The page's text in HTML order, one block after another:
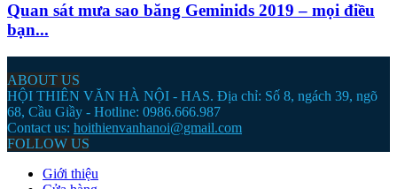
Quan sát mưa sao băng Geminids 2019 – mọi điều
bạn...
ABOUT US
HỘI THIÊN VĂN HÀ NỘI - HAS. Địa chỉ: Số 8, ngách 39, ngõ
68, Cầu Giầy - Hotline: 0986.666.987
Contact us: hoithienvanhanoi@gmail.com
FOLLOW US
Giới thiệu